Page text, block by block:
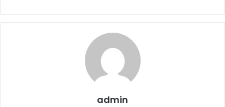
admin